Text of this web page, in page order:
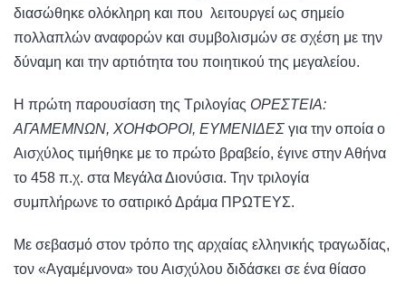
διασώθηκε ολόκληρη και που λειτουργεί ως σημείο
πολλαπλών αναφορών και συμβολισμών σε σχέση με την
δύναμη και την αρτιότητα του ποιητικού της μεγαλείου.
Η πρώτη παρουσίαση της Τριλογίας ΟΡΕΣΤΕΙΑ:
ΑΓΑΜΕΜΝΩΝ, ΧΟΗΦΟΡΟΙ, ΕΥΜΕΝΙΔΕΣ για την οποία ο
Αισχύλος τιμήθηκε με το πρώτο βραβείο, έγινε στην Αθήνα
το 458 π.χ. στα Μεγάλα Διονύσια. Την τριλογία
συμπλήρωνε το σατιρικό Δράμα ΠΡΩΤΕΥΣ.
Με σεβασμό στον τρόπο της αρχαίας ελληνικής τραγωδίας,
τον «Αγαμέμνονα» του Αισχύλου διδάσκει σε ένα θίασο